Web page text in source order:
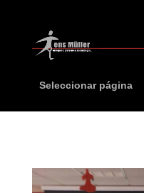
Seleccionar página